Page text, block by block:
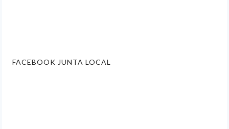
FACEBOOK JUNTA LOCAL